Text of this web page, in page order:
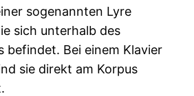
sogenannten Lyre
sich unterhalb des
befindet. Bei einem Klavier
sie direkt am Korpus